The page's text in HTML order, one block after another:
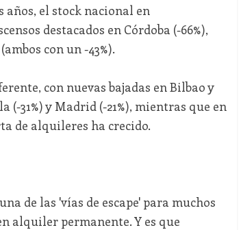
años, el stock nacional en
destacados en Córdoba (-66%),
con un -43%).
con nuevas bajadas en Bilbao y
(-31%) y Madrid (-21%), mientras que en
de alquileres ha crecido.
de las 'vías de escape' para muchos
alquiler permanente. Y es que